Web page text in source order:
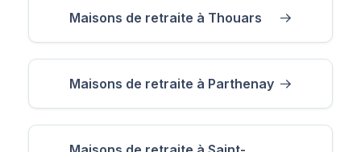
Maisons de retraite à Thouars
Maisons de retraite à Parthenay